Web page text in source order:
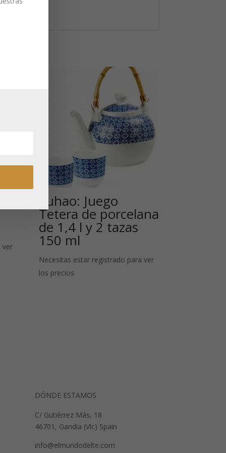
ver
Fuhao: Juego
Tetera de porcelana
de 1,4 l y 2 tazas
150 ml
Necesitas estar registrado para ver
los precios
DÓNDE ESTAMOS
C/ Gutiérrez Más, 18
46701, Gandia (Vlc) Spain
info@elmundodelte.com